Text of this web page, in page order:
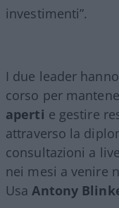
investimenti”.
I due leader
corso per
aperti e gestire
attraverso la
consultazioni a
nei mesi a venire
UsaAntony